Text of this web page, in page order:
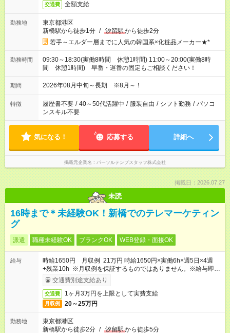
交通費 全額支給
勤務地
東京都港区
新橋駅から徒歩1分 / 汐留駅から徒歩2分
若手～エルダー層までに人気の韓国系×化粧品メーカー★*
勤務時間
09:30～18:30(実働8時間 休憩1時間) 11:00～20:00(実働8時
間 休憩1時間) 早番・遅番の固定もご相談ください！
期間 2026年08月中旬～長期 ※8月～！
特徴 履歴書不要 / 40～50代活躍中 / 服装自由 / シフト勤務 / パソコ
ンスキル不要
気になる！ 応募する 詳細へ
掲載元企業名 パーソルテンプスタッフ株式会社
掲載日：2026.07.27
未読
16時まで＊未経験OK！新橋でのテレマーケティン
グ
派遣 職種未経験OK ブランクOK WEB登録・面接OK
給与
時給1650円 月収例 21万円 時給1650円×実働6h×週5日×4週
+残業10h ※月収例を保証するものではありません。※給与即受
取りサービス利用可（利用条件有）
交通費別途支給あり
交通費 1ヶ月3万円を上限として実費支給
月収例 20～25万円
勤務地
東京都港区
新橋駅から徒歩2分 / 汐留駅から徒歩5分